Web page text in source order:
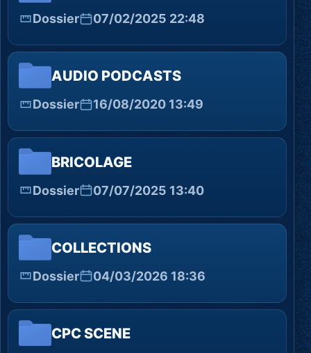
Dossier 07/02/2025 22:48
AUDIO PODCASTS
Dossier 16/08/2020 13:49
BRICOLAGE
Dossier 07/07/2025 13:40
COLLECTIONS
Dossier 04/03/2026 18:36
CPC SCENE